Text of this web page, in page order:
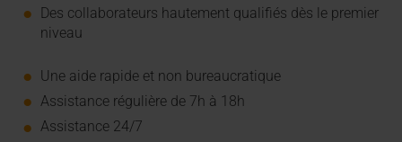
Des collaborateurs hautement qualifiés dès le premier
niveau
Une aide rapide et non bureaucratique
Assistance régulière de 7h à 18h
Assistance 24/7